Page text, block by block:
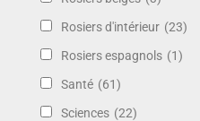
Rosiers d'intérieur (23)
Rosiers espagnols (1)
Santé (61)
Sciences (22)